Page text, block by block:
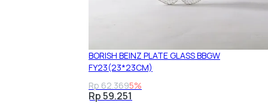
BORISH BEINZ PLATE GLASS BBGW
FY23(23*23CM)
Rp 62.3695%
Rp 59.251